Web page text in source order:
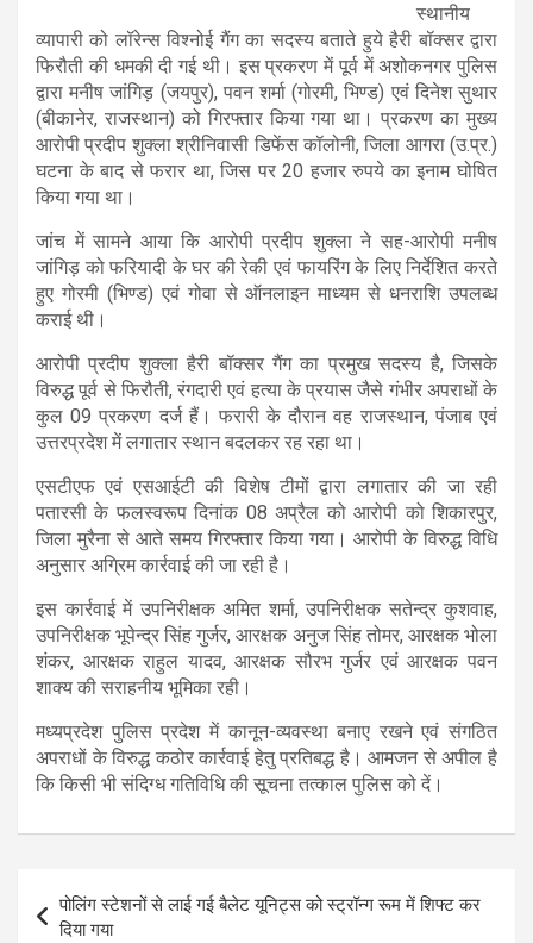
स्थानीय
व्यापारी को लॉरेन्स विश्नोई गैंग का सदस्य बताते हुये हैरी बॉक्सर द्वारा
फिरौती की धमकी दी गई थी। इस प्रकरण में पूर्व में अशोकनगर पुलिस
द्वारा मनीष जांगिड़ (जयपुर), पवन शर्मा (गोरमी, भिण्ड) एवं दिनेश सुथार
(बीकानेर, राजस्थान) को गिरफ्तार किया गया था। प्रकरण का मुख्य
आरोपी प्रदीप शुक्ला श्रीनिवासी डिफेंस कॉलोनी, जिला आगरा (उ.प्र.)
घटना के बाद से फरार था, जिस पर 20 हजार रुपये का इनाम घोषित
किया गया था।
जांच में सामने आया कि आरोपी प्रदीप शुक्ला ने सह-आरोपी मनीष
जांगिड़ को फरियादी के घर की रेकी एवं फायरिंग के लिए निर्देशित करते
हुए गोरमी (भिण्ड) एवं गोवा से ऑनलाइन माध्यम से धनराशि उपलब्ध
कराई थी।
आरोपी प्रदीप शुक्ला हैरी बॉक्सर गैंग का प्रमुख सदस्य है, जिसके
विरुद्ध पूर्व से फिरौती, रंगदारी एवं हत्या के प्रयास जैसे गंभीर अपराधों के
कुल 09 प्रकरण दर्ज हैं। फरारी के दौरान वह राजस्थान, पंजाब एवं
उत्तरप्रदेश में लगातार स्थान बदलकर रह रहा था।
एसटीएफ एवं एसआईटी की विशेष टीमों द्वारा लगातार की जा रही
पतारसी के फलस्वरूप दिनांक 08 अप्रैल को आरोपी को शिकारपुर,
जिला मुरैना से आते समय गिरफ्तार किया गया। आरोपी के विरुद्ध विधि
अनुसार अग्रिम कार्रवाई की जा रही है।
इस कार्रवाई में उपनिरीक्षक अमित शर्मा, उपनिरीक्षक सतेन्द्र कुशवाह,
उपनिरीक्षक भूपेन्द्र सिंह गुर्जर, आरक्षक अनुज सिंह तोमर, आरक्षक भोला
शंकर, आरक्षक राहुल यादव, आरक्षक सौरभ गुर्जर एवं आरक्षक पवन
शाक्य की सराहनीय भूमिका रही।
मध्यप्रदेश पुलिस प्रदेश में कानून-व्यवस्था बनाए रखने एवं संगठित
अपराधों के विरुद्ध कठोर कार्रवाई हेतु प्रतिबद्ध है। आमजन से अपील है
कि किसी भी संदिग्ध गतिविधि की सूचना तत्काल पुलिस को दें।
Post
navigation
पोलिंग स्टेशनों से लाई गई बैलेट यूनिट्स को स्ट्रॉन्ग रूम में शिफ्ट कर
दिया गया